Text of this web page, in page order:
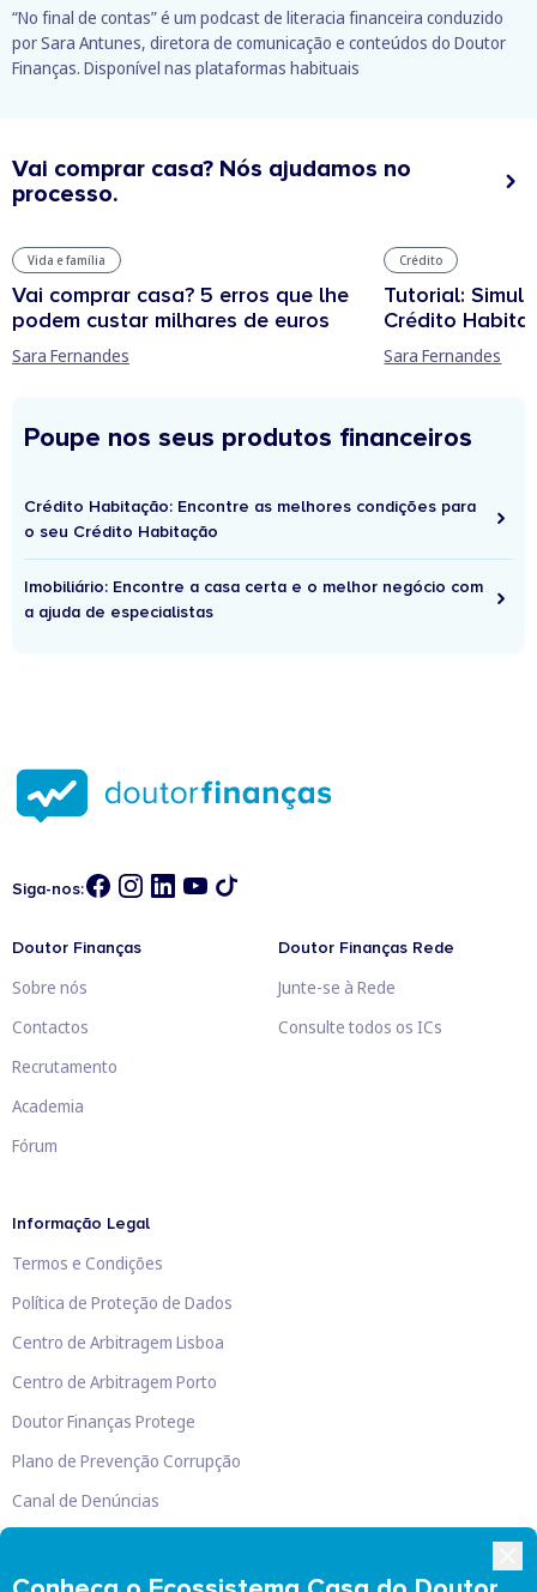
“No final de contas” é um podcast de literacia financeira conduzido
por Sara Antunes, diretora de comunicação e conteúdos do Doutor
Finanças. Disponível nas plataformas habituais
Vai comprar casa? Nós ajudamos no
processo.
Vida e família
Vai comprar casa? 5 erros que lhe
podem custar milhares de euros
Sara Fernandes
Crédito
Tutorial:
Crédito
Sara Fernandes
Poupe nos seus produtos financeiros
Crédito Habitação: Encontre as melhores condições para
o seu Crédito Habitação
Imobiliário: Encontre a casa certa e o melhor negócio com
a ajuda de especialistas
Siga-nos:
Doutor Finanças
Sobre nós
Contactos
Recrutamento
Academia
Fórum
Doutor Finanças Rede
Junte-se à Rede
Consulte todos os ICs
Informação Legal
Termos e Condições
Política de Proteção de Dados
Centro de Arbitragem Lisboa
Centro de Arbitragem Porto
Doutor Finanças Protege
Plano de Prevenção Corrupção
Canal de Denúncias